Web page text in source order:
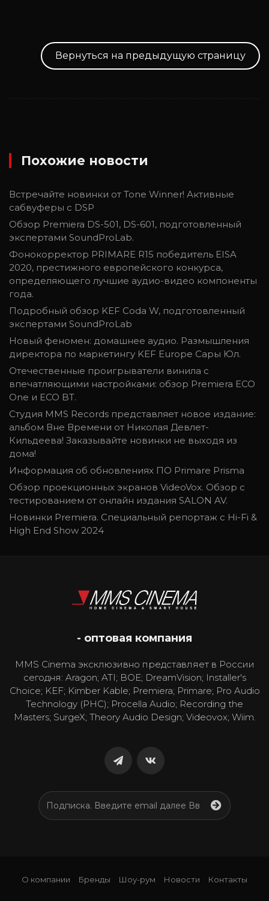
Вернуться на предыдущую страницу
Похожие новости
Встречайте новинки от Tone Winner! Активные
сабвуферы с DSP
Обзор Premiera DS-501, DS-601, подготовленный
экспертами SoundProLab.
Фонокорректор PRIMARE R15 победитель EISA
2020, престижного европейского конкурса,
определяющего лучшие аудио-видео компоненты
года.
Подробный обзор KEF Coda W, подготовленный
экспертами SoundProLab
Новый феномен: домашнее аудио. Размышления
директора по маркетингу KEF Europe Сары Юл.
Отечественные проигрыватели винила с
впечатляющими настройками: обзор Premiera ECO
One и ECO BT.
Студия MMS Records представляет новое издание:
альбом Вне Времени от Николая Девлет-
Кильдеева! Заказывайте новинки не выходя из
дома!
Информация об обновлениях ПО Primare Prisma
Обзор проекционных экранов VideoVox. Обзор с
тестированием от онлайн издания SALON AV.
Новинки Premiera. Специальный репортаж с Hi-Fi &
High End Show 2024
- оптовая компания
MMS Cinema эксклюзивно представляет в России
сегодня: Aragon; ATI; BOE; DreamVision; Installer's
Choice; KEF; Kimber Kable; Premiera; Primare; Pro Audio
Technology (PHC); Procella Audio; Recording the
Masters; SurgeX; Theory Audio Design; Videovox; Wiim.
О компании Бренды Шоу-рум Новости Контакты